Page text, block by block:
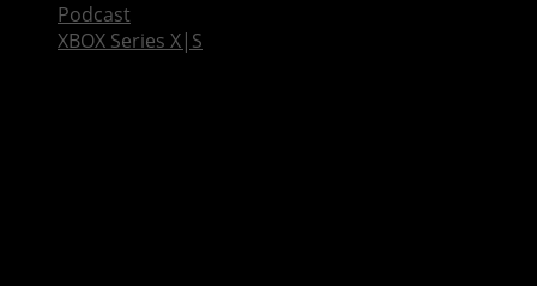
Podcast
XBOX Series X|S